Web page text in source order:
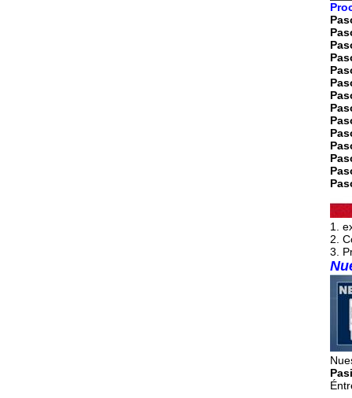
1.
2.
3.